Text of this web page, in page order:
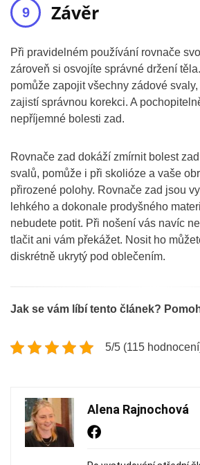
Závěr
Při pravidelném používání rovnače
zároveň si osvojíte správné držení
pomůže zapojit všechny zádové
zajistí správnou korekci. A
nepříjemné bolesti zad.
Rovnače zad dokáží zmírnit bolest
svalů, pomůže i při skolióze a vaše
přirozené polohy. Rovnače zad jsou
lehkého a dokonale prodyšného
nebudete potit. Při nošení vás navíc
tlačit ani vám překážet. Nosit ho
diskrétně ukrytý pod oblečením.
Jak se vám líbí tento článek?
5/5 (115
Alena Rajnochová